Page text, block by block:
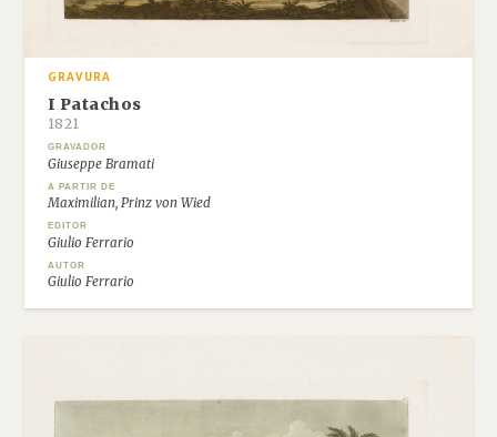
GRAVURA
I Patachos
1821
GRAVADOR
Giuseppe Bramati
A PARTIR DE
Maximilian, Prinz von Wied
EDITOR
Giulio Ferrario
AUTOR
Giulio Ferrario